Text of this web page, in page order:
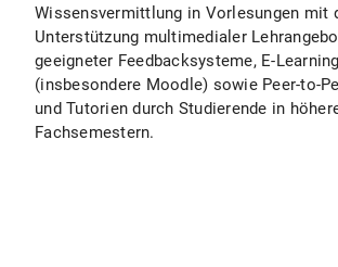
Wissensvermittlung in Vorlesungen mit
Unterstützung multimedialer
geeigneter Feedbacksysteme, E-
(insbesondere Moodle) sowie Peer-to-
und Tutorien durch Studierende in
Fachsemestern.